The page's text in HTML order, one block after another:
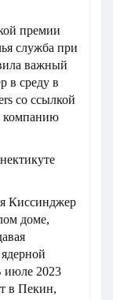
премии
служба при
важный
в среду в
со ссылкой
компанию
Киссинджер
доме,
июле 2023
в Пекин,